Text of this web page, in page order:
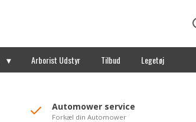
Arborist Udstyr Tilbud Legetøj
Automower service
Forkæl din Automower